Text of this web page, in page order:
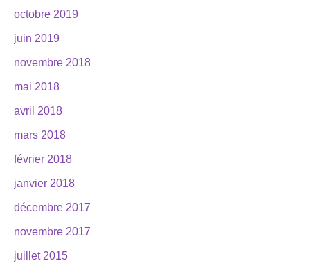
octobre 2019
juin 2019
novembre 2018
mai 2018
avril 2018
mars 2018
février 2018
janvier 2018
décembre 2017
novembre 2017
juillet 2015